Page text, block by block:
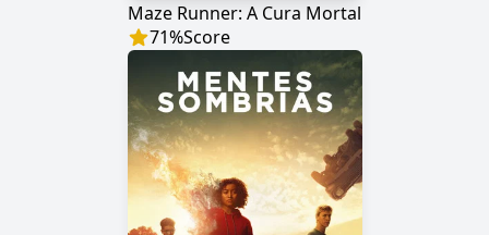
Maze Runner: A Cura Mortal
71%Score